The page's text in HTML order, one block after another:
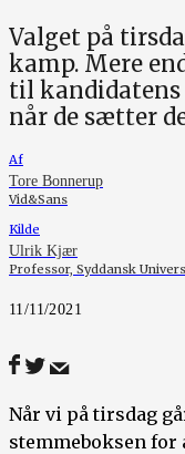
Valget på
kamp. Mere
til
når de sætter
Af
Tore Bonnerup
Vid&Sans
Kilde
Ulrik Kjær
Professor, Syddansk
11/11/2021
Når vi på tirsdag
stemmeboksen